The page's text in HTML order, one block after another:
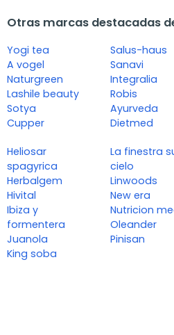
Otras marcas destacadas
Yogi tea
A vogel
Naturgreen
Lashile beauty
Sotya
Cupper
Salus-haus
Sanavi
Integralia
Robis
Ayurveda
Dietmed
Heliosar
spagyrica
Herbalgem
Hivital
Ibiza y
formentera
Juanola
King soba
La finestra
cielo
Linwoods
New era
Nutricion
Oleander
Pinisan